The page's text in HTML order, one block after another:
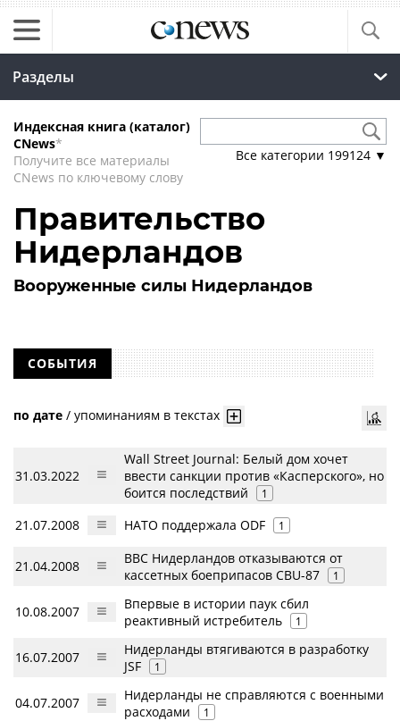
Разделы
Индексная книга (каталог)
CNews*
Получите все материалы
CNews по ключевому слову
Все категории 199124 ▼
Правительство
Нидерландов
Вооруженные силы Нидерландов
СОБЫТИЯ
по дате / упоминаниям в текстах
31.03.2022
Wall Street Journal: Белый дом хочет
ввести санкции против «Касперского», но
боится последствий
1
21.07.2008 НАТО поддержала ODF 1
21.04.2008
ВВС Нидерландов отказываются от
кассетных боеприпасов CBU-87
1
10.08.2007
Впервые в истории паук сбил
реактивный истребитель
1
16.07.2007
Нидерланды втягиваются в разработку
JSF
1
04.07.2007
Нидерланды не справляются с военными
расходами
1